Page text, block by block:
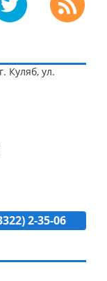
Куляб, ул.
2-35-06